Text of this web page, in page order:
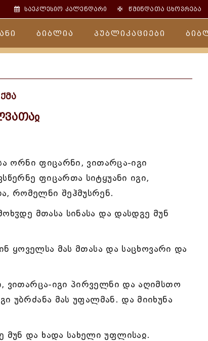
საეკლესიო კალენდარი ✠წმინდათა ცხოვრება
ბიბლია პუბლიკაციები
ორნი ფიცარნი, ვითარცა-იგი
ფიცართა სიტყუანი იგი,
რომელნი შეჰმუსრენ.
მთასა სინასა და დასდგე მუნ
ყოველსა მას მთასა და საცხოვარი და
ვითარცა-იგი პირველნი და აღიმსთო
უბრძანა მას უფალმან. და მიიხუნა
და ხადა სახელი უფლისაჲ.